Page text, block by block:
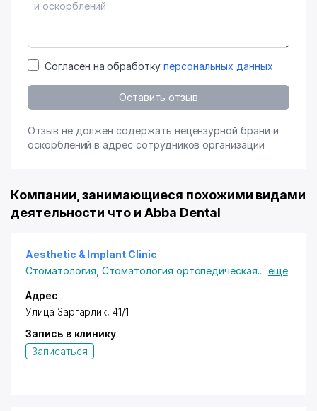
Согласен на обработку персональных данных
Оставить отзыв
Отзыв не должен содержать нецензурной брани и
оскорблений в адрес сотрудников организации
Компании, занимающиеся похожими видами
деятельности что и Abba Dental
Aesthetic & Implant Clinic
Стоматология ,Стоматология ортопедическая... ещё
Адрес
Улица Заргарлик, 41/1
Запись в клинику
Записаться